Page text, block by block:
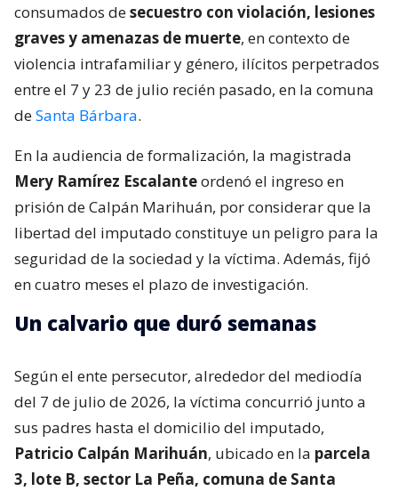
consumados desecuestro con violación, lesiones
graves y amenazas de muerte, en contexto de
violencia intrafamiliar y género, ilícitos perpetrados
entre el 7 y 23 de julio recién pasado, en la comuna
deSanta Bárbara.
En la audiencia de formalización, la magistrada
Mery Ramírez Escalanteordenó el ingreso en
prisión de Calpán Marihuán, por considerar que la
libertad del imputado constituye un peligro para la
seguridad de la sociedad y la víctima. Además, fijó
en cuatro meses el plazo de investigación.
Un calvario que duró semanas
Según el ente persecutor, alrededor del mediodía
del 7 de julio de 2026, la víctima concurrió junto a
sus padres hasta el domicilio del imputado,
Patricio Calpán Marihuán, ubicado en la parcela
3, lote B, sector La Peña, comuna de Santa